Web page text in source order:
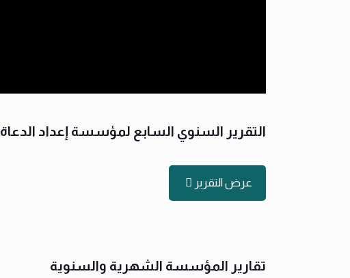
التقرير السنوي السابع لمؤسسة إعداد الدعاة
عرض التقرير
تقارير المؤسسة الشهرية والسنوية